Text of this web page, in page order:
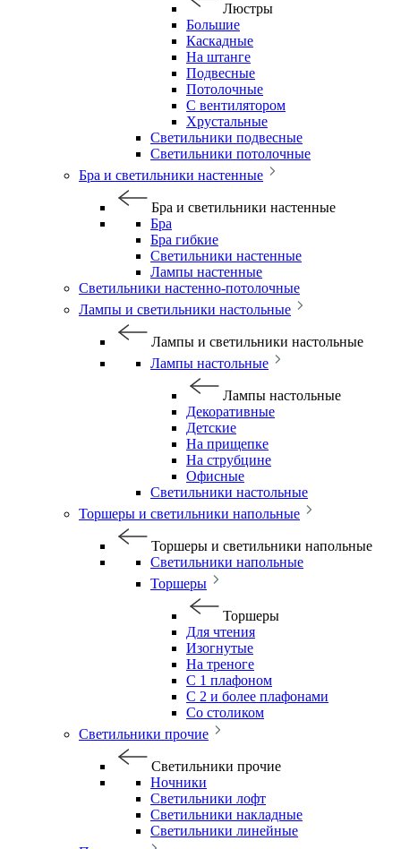
Люстры
Большие
Каскадные
На штанге
Подвесные
Потолочные
С вентилятором
Хрустальные
Светильники подвесные
Светильники потолочные
Бра и светильники настенные
Бра и светильники настенные
Бра
Бра гибкие
Светильники настенные
Лампы настенные
Светильники настенно-потолочные
Лампы и светильники настольные
Лампы и светильники настольные
Лампы настольные
Лампы настольные
Декоративные
Детские
На прищепке
На струбцине
Офисные
Светильники настольные
Торшеры и светильники напольные
Торшеры и светильники напольные
Светильники напольные
Торшеры
Торшеры
Для чтения
Изогнутые
На треноге
С 1 плафоном
С 2 и более плафонами
Со столиком
Светильники прочие
Светильники прочие
Ночники
Светильники лофт
Светильники накладные
Светильники линейные